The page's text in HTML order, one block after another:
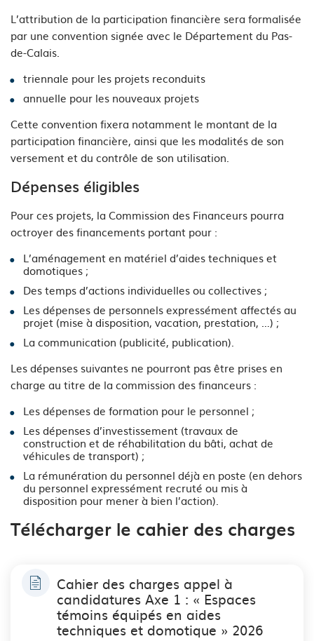
L’attribution de la participation financière sera formalisée
par une convention signée avec le Département du Pas-
de-Calais.
triennale pour les projets reconduits
annuelle pour les nouveaux projets
Cette convention fixera notamment le montant de la
participation financière, ainsi que les modalités de son
versement et du contrôle de son utilisation.
Dépenses éligibles
Pour ces projets, la Commission des Financeurs pourra
octroyer des financements portant pour :
L’aménagement en matériel d’aides techniques et
domotiques ;
Des temps d’actions individuelles ou collectives ;
Les dépenses de personnels expressément affectés au
projet (mise à disposition, vacation, prestation, …) ;
La communication (publicité, publication).
Les dépenses suivantes ne pourront pas être prises en
charge au titre de la commission des financeurs :
Les dépenses de formation pour le personnel ;
Les dépenses d’investissement (travaux de
construction et de réhabilitation du bâti, achat de
véhicules de transport) ;
La rémunération du personnel déjà en poste (en dehors
du personnel expressément recruté ou mis à
disposition pour mener à bien l’action).
Télécharger le cahier des charges
Cahier des charges appel à
candidatures Axe 1 : « Espaces
témoins équipés en aides
techniques et domotique » 2026